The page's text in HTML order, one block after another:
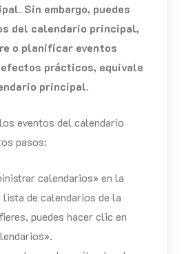
Sin embargo, puedes
del calendario principal,
o planificar eventos
efectos prácticos, equivale
principal.
eventos del calendario
pasos:
calendarios» en la
de calendarios de la
puedes hacer clic en